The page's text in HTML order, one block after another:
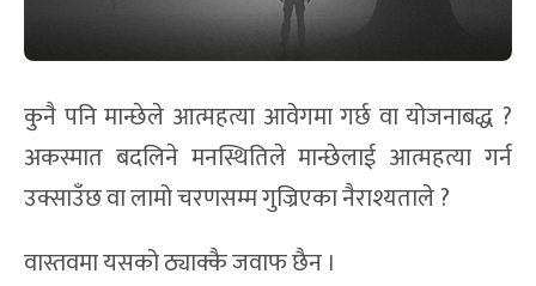
कुनै पनि मान्छेले आत्महत्या आवेगमा गर्छ वा योजनाबद्ध ?
अकस्मात बदलिने मनस्थितिले मान्छेलाई आत्महत्या गर्न
उक्साउँछ वा लामो चरणसम्म गुज्रिएका नैराश्यताले ?
वास्तवमा यसको ठ्याक्कै जवाफ छैन ।